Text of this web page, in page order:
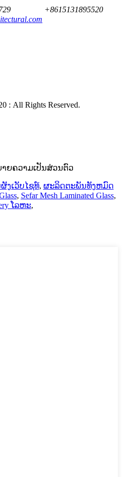
+8615131895520
All Rights Reserved.
ຍຄວາມເປັນສ່ວນຕົວ
ງເວັບໄຊທ໌, ຜະລິດຕະພັນທັງຫມົດ
, Sefar Mesh Laminated Glass,
ໂລຫະ,